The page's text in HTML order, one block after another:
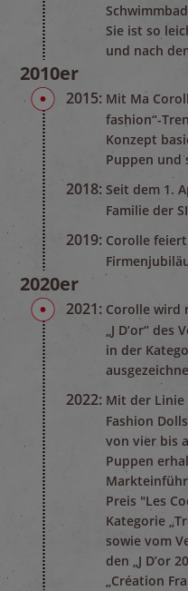
Sie ist so
und nach
2010er
2015: Mit Ma
fashion“-
Konzept
Puppen und
2018: Seit dem 1.
Familie der
2019: Corolle
2020er
2021: Corolle wird
„J D’or“
in der
2022: Mit der Linie
Fashion
von vier bis
Puppen
Preis "Les
Kategorie
sowie vom
den „J D’or
„Création